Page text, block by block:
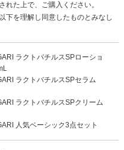
れた上で、ご購入ください。
下を理解し同意したものとみなし
ラクトバチルスSPローショ
ラクトバチルスSPセラム
ラクトバチルスSPクリーム
人気ベーシック3点セット